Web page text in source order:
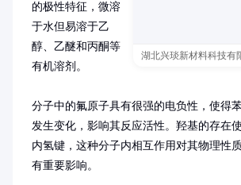
湖北兴琰新材料科技有
的极性特征，微溶
于水但易溶于乙
醇、乙醚和丙酮等
有机溶剂。
分子中的氟原子具有很强的电负性，使得
发生变化，影响其反应活性。羟基的存在
内氢键，这种分子内相互作用对其物理性
有重要影响。